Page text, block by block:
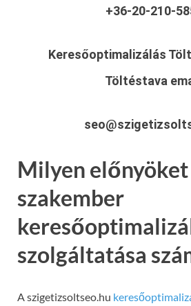
+36-20-210-
Keresőoptimalizálás
Töltéstava
Milyen előnyöket
szakember
szolgáltatása
A szigetizsoltseo.hu